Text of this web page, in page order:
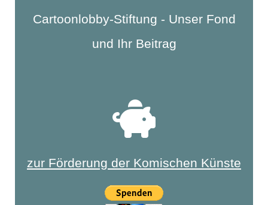
Cartoonlobby-Stiftung - Unser Fond
und Ihr Beitrag
zur Förderung der Komischen Künste